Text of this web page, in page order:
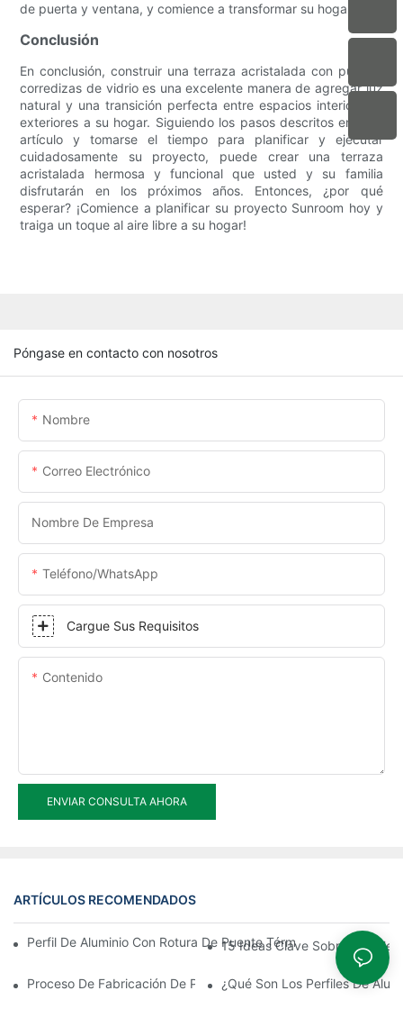
de puerta y ventana, y comience a transformar su hogar hoy.
Conclusión
En conclusión, construir una terraza acristalada con puertas
corredizas de vidrio es una excelente manera de agregar luz
natural y una transición perfecta entre espacios interiores y
exteriores a su hogar. Siguiendo los pasos descritos en este
artículo y tomarse el tiempo para planificar y ejecutar
cuidadosamente su proyecto, puede crear una terraza
acristalada hermosa y funcional que usted y su familia
disfrutarán en los próximos años. Entonces, ¿por qué
esperar? ¡Comience a planificar su proyecto Sunroom hoy y
traiga un toque al aire libre a su hogar!
Póngase en contacto con nosotros
Nombre
Correo Electrónico
Nombre De Empresa
Teléfono/WhatsApp
Cargue Sus Requisitos
Contenido
ENVIAR CONSULTA AHORA
ARTÍCULOS RECOMENDADOS
Perfil De Aluminio Con Rotura De Puente Térmico De Montaje
15 Ideas Clave Sobre Las
Proceso De Fabricación De Perfiles De Extrusión De Aluminio
¿Qué Son Los Perfiles De